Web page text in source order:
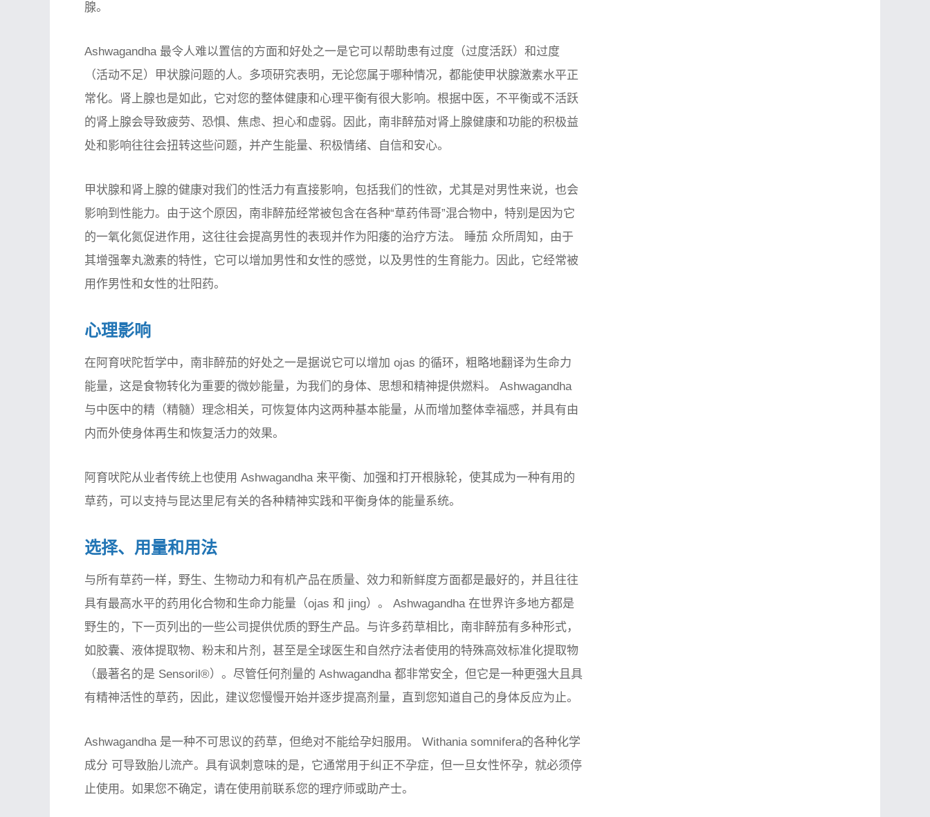
腺。
Ashwagandha 最令人难以置信的方面和好处之一是它可以帮助患有过度（过度活跃）和过度
（活动不足）甲状腺问题的人。多项研究表明，无论您属于哪种情况，都能使甲状腺激素水平正
常化。肾上腺也是如此，它对您的整体健康和心理平衡有很大影响。根据中医，不平衡或不活跃
的肾上腺会导致疲劳、恐惧、焦虑、担心和虚弱。因此，南非醉茄对肾上腺健康和功​​能的积极益
处和影响往往会扭转这些问题，并产生能量、积极情绪、自信和安心。
甲状腺和肾上腺的健康对我们的性活力有直接影响，包括我们的性欲，尤其是对男性来说，也会
影响到性能力。由于这个原因，南非醉茄经常被包含在各种“草药伟哥”混合物中，特别是因为它
的一氧化氮促进作用，这往往会提高男性的表现并作为阳痿的治疗方法。
睡茄 众所周知，由于
其增强睾丸激素的特性，它可以增加男性和女性的感觉，以及男性的生育能力。因此，它经常被
用作男性和女性的壮阳药。
心理影响
在阿育吠陀哲学中，南非醉茄的好处之一是据说它可以增加 ojas 的循环，粗略地翻译为生命力
能量，这是食物转化为重要的微妙能量，为我们的身体、思想和精神提供燃料。 Ashwagandha
与中医中的精（精髓）理念相关，可恢复体内这两种基本能量，从而增加整体幸福感，并具有由
内而外使身体再生和恢复活力的效果。
阿育吠陀从业者传统上也使用 Ashwagandha 来平衡、加强和打开根脉轮，使其成为一种有用的
草药，可以支持与昆达里尼有关的各种精神实践和平衡身体的能量系统。
选择、用量和用法
与所有草药一样，野生、生物动力和有机产品在质量、效力和新鲜度方面都是最好的，并且往往
具有最高水平的药用化合物和生命力能量（ojas 和 jing）。 Ashwagandha 在世界许多地方都是
野生的，下一页列出的一些公司提供优质的野生产品。与许多药草相比，南非醉茄有多种形式，
如胶囊、液体提取物、粉末和片剂，甚至是全球医生和自然疗法者使用的特殊高效标准化提取物
（最著名的是 Sensoril®）。尽管任何剂量的 Ashwagandha 都非常安全，但它是一种更强大且具
有精神活性的草药，因此，建议您慢慢开始并逐步提高剂量，直到您知道自己的身体反应为止。
Ashwagandha 是一种不可思议的药草，但绝对不能给孕妇服用。 Withania somnifera的各种化学
成分 可导致胎儿流产。具有讽刺意味的是，它通常用于纠正不孕症，但一旦女性怀孕，就必须停
止使用。如果您不确定，请在使用前联系您的理疗师或助产士。